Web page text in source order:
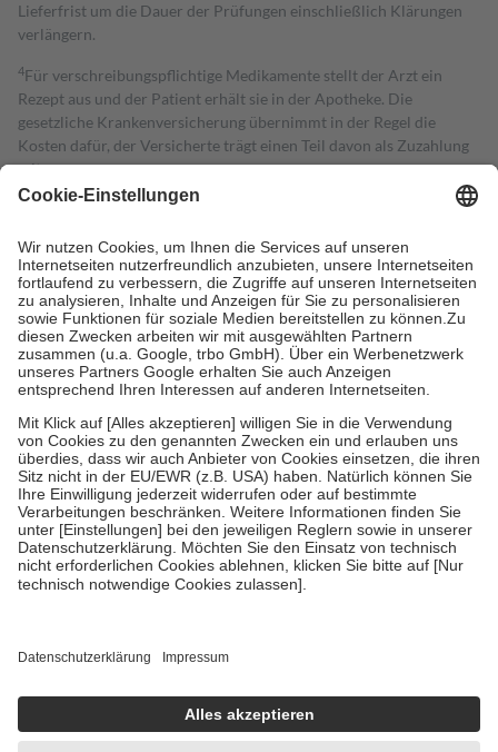
Lieferfrist um die Dauer der Prüfungen einschließlich Klärungen
verlängern.
4Für verschreibungspflichtige Medikamente stellt der Arzt ein
Rezept aus und der Patient erhält sie in der Apotheke. Die
gesetzliche Krankenversicherung übernimmt in der Regel die
Kosten dafür, der Versicherte trägt einen Teil davon als Zuzahlung
mit.
Grundsätzlich leisten Mitglieder Zuzahlungen in Höhe von zehn
höchstens zehn Euro.
Es sind jedoch nie mehr als die tatsächlichen
Kosten der Leistung zu entrichten.
Diese Regeln gelten grundsätzlich auch für Online-Apotheken.
Bei Heilmitteln und häuslicher Krankenpflege beträgt die
Zuzahlung zehn Prozent der Kosten sowie zehn Euro je
Verordnung.
Um das Engagement der Versicherten für ihre eigene Gesundheit zu
stärken und die besondere Stellung der Familie zu unterstützen,
fallenkeine Zuzahlungenan bei:
• Kindern und Jugendlichen bis zum vollendeten 18. Lebensjahr
mit Ausnahme der Fahrkosten
• Untersuchungen zur Vorsorge und Früherkennung, die von der
GKV getragen werden
• empfohlenen Schutzimpfungen
• Harn- und Blutteststreifen
getroffen, um sicherzustellen, dass es sich um echte Bewertungen
https://help.etrusted.com/hc/de/articles/4419944605341
Einige Bilder und Inhalte wurden unter Zuhilfenahme künstlicher